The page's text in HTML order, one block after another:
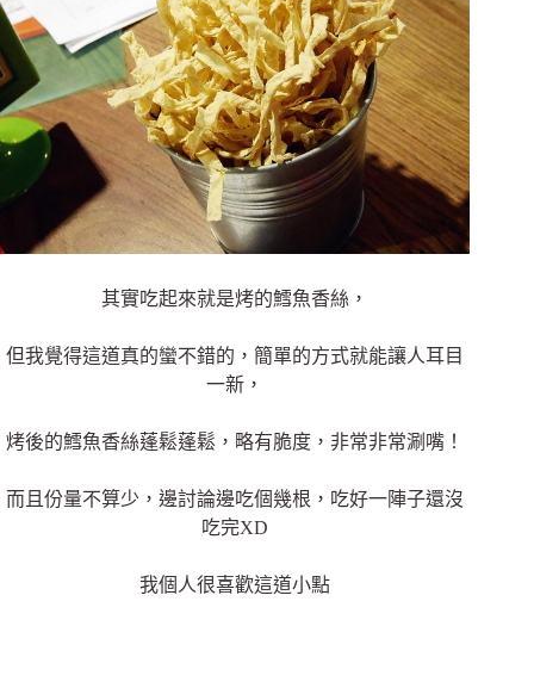
其實吃起來就是烤的鱈魚香絲，
但我覺得這道真的蠻不錯的，簡單的方式就能讓人耳目
一新，
烤後的鱈魚香絲蓬鬆蓬鬆，略有脆度，非常非常涮嘴！
而且份量不算少，邊討論邊吃個幾根，吃好一陣子還沒
吃完XD
我個人很喜歡這道小點